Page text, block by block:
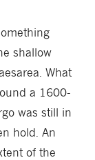
shallow
What
a 1600-
was still in
hold. An
of the